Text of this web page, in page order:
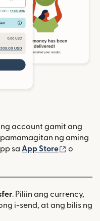
ng account gamit ang
ng aming
window)
sa App Store
o
. Piliin ang currency,
i-send, at ang bilis ng